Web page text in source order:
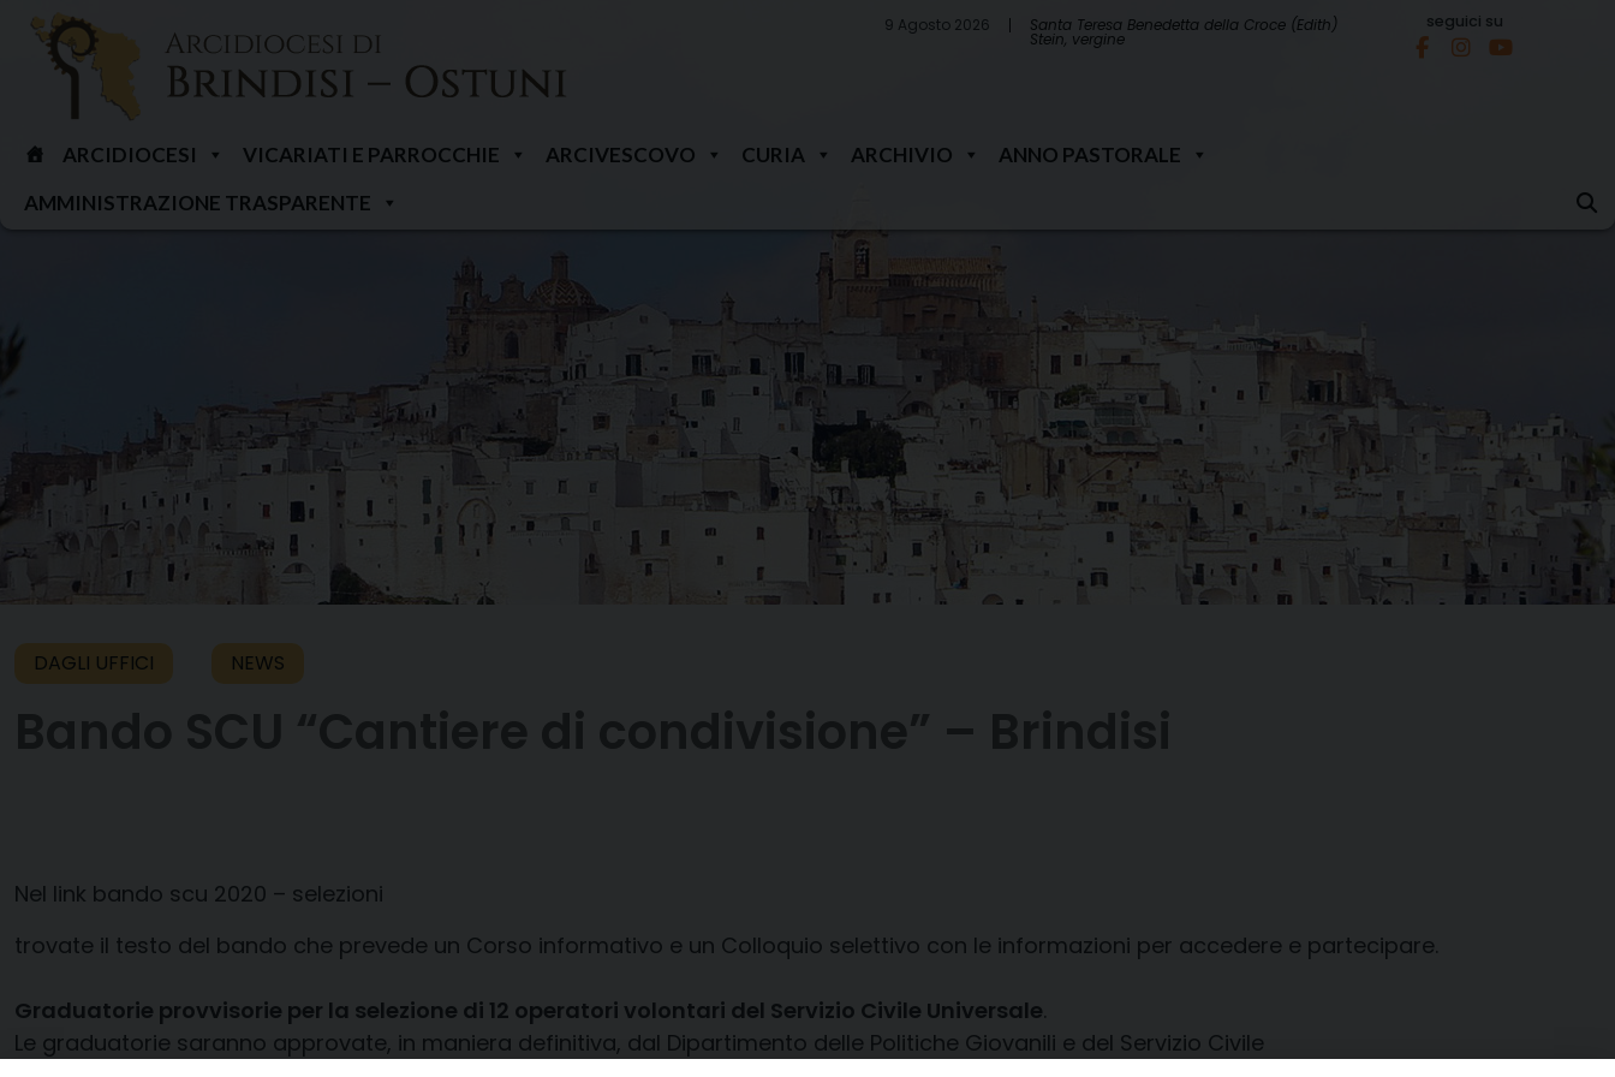
Skip
content
9 Agosto 2026 Santa Teresa Benedetta della Croce (Edith)
Stein, vergine
seguici su
ARCIDIOCESI VICARIATI E PARROCCHIE ARCIVESCOVO CURIA ARCHIVIO
ANNO PASTORALE
AMMINISTRAZIONE TRASPARENTE
DAGLI UFFICI NEWS
Nel link bando scu 2020 – selezioni
trovate il testo del bando che prevede un Corso informativo e un Colloquio selettivo con le informazioni per accedere e partecipare.
Graduatorie provvisorie per la selezione di 12 operatori volontari del Servizio Civile Universale.
Le graduatorie saranno approvate, in maniera definitiva, dal Dipartimento delle Politiche Giovanili e del Servizio Civile